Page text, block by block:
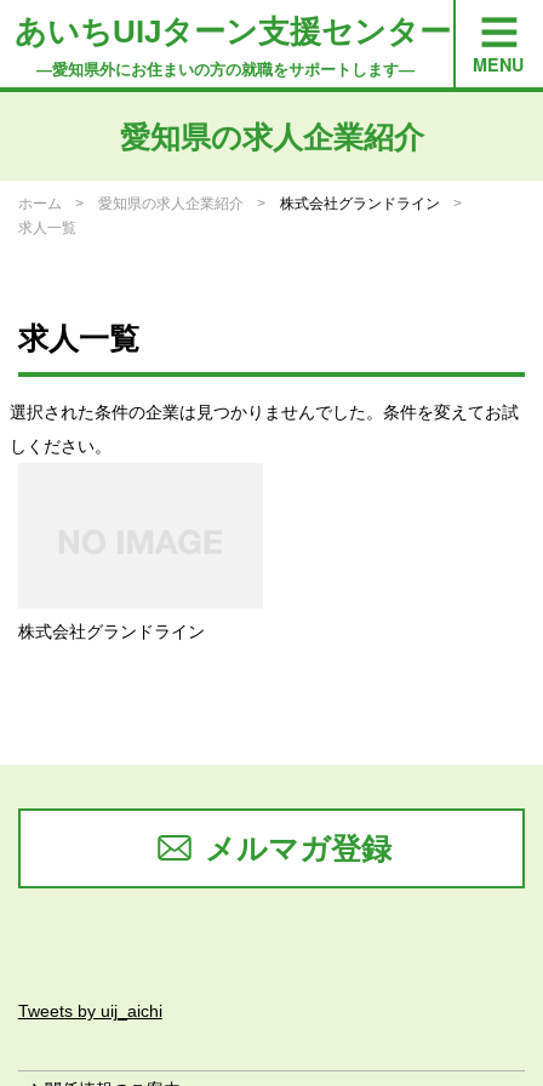
あいちUIJターン支援センター
―愛知県外にお住まいの方の就職をサポートします―
愛知県の求人企業紹介
ホーム 愛知県の求人企業紹介
株式会社グランドライン
求人一覧
求人一覧
選択された条件の企業は見つかりませんでした。条件を変えてお試
しください。
株式会社グランドライン
メルマガ登録
Tweets by uij_aichi